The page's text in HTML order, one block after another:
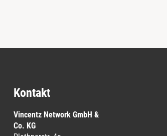
Kontakt
Vincentz Network GmbH &
Co. KG